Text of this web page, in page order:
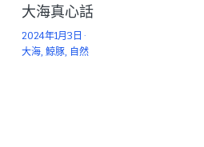
大海真心話
2024年1月3日 ·
大海, 鯨豚, 自然